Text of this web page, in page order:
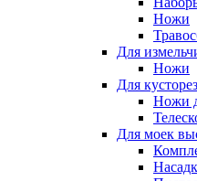
Ножи
Для
Ножи
Для
Ножи
Для моек